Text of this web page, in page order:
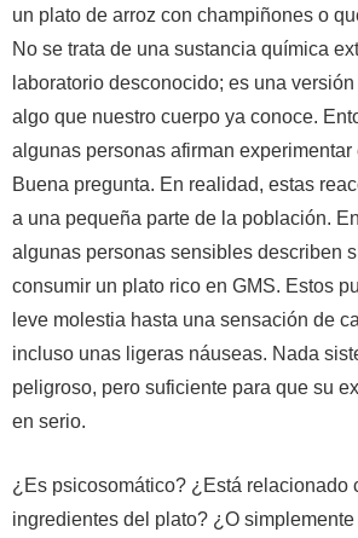
un plato de arroz con champiñones o
No se trata de una sustancia química
laboratorio desconocido; es una
algo que nuestro cuerpo ya conoce.
algunas personas afirman
Buena pregunta. En realidad, estas
a una pequeña parte de la población.
algunas personas sensibles describen
consumir un plato rico en GMS. Estos
leve molestia hasta una sensación de
incluso unas ligeras náuseas. Nada
peligroso, pero suficiente para que su
en serio.
¿Es psicosomático? ¿Está relacionado
ingredientes del plato? ¿O